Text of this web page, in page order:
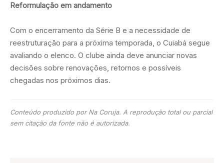
Reformulação em andamento
Com o encerramento da Série B e a necessidade de
reestruturação para a próxima temporada, o Cuiabá segue
avaliando o elenco. O clube ainda deve anunciar novas
decisões sobre renovações, retornos e possíveis
chegadas nos próximos dias.
Conteúdo produzido por Na Coruja. A reprodução total ou parcial
sem citação da fonte não é autorizada.